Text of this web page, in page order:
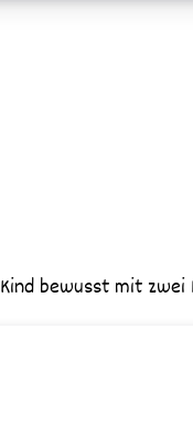
bewusst mit